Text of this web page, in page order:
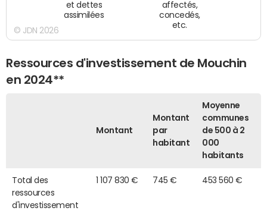
et dettes
assimilées
affectés,
concedés,
etc.
© JDN 2026
Ressources d'investissement de Mouchin
en 2024**
Montant
Montant
par
habitant
Moyenne
communes
de 500 à 2
000
habitants
Total des
ressources
d'investissement
1 107 830 € 745 € 453 560 €